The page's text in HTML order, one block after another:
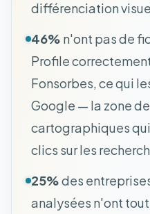
différenciation
46% n'ont pas de
Profile
Fonsorbes, ce qui
Google — la zone
cartographiques
clics sur les
25%des
analysées n'ont